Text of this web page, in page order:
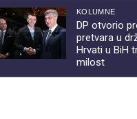
KOLUMNE
DP otvorio
pretvara u
Hrvati u BiH
milost